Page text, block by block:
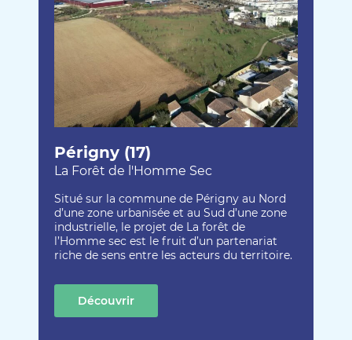
Périgny (17)
La Forêt de l'Homme Sec
Situé sur la commune de Périgny au Nord
d’une zone urbanisée et au Sud d’une zone
industrielle, le projet de La forêt de
l’Homme sec est le fruit d’un partenariat
riche de sens entre les acteurs du territoire.
Découvrir